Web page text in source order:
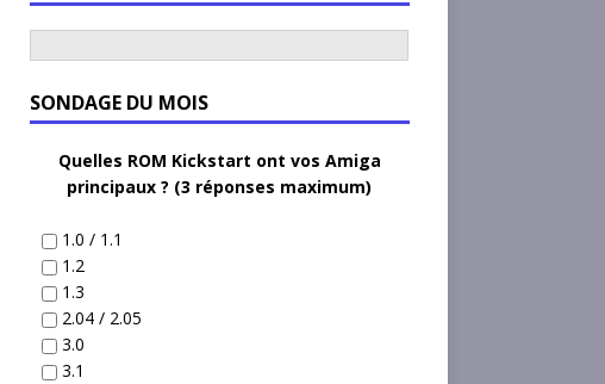
SONDAGE DU MOIS
Quelles ROM Kickstart ont vos Amiga
principaux ? (3 réponses maximum)
1.0 / 1.1
1.2
1.3
2.04 / 2.05
3.0
3.1